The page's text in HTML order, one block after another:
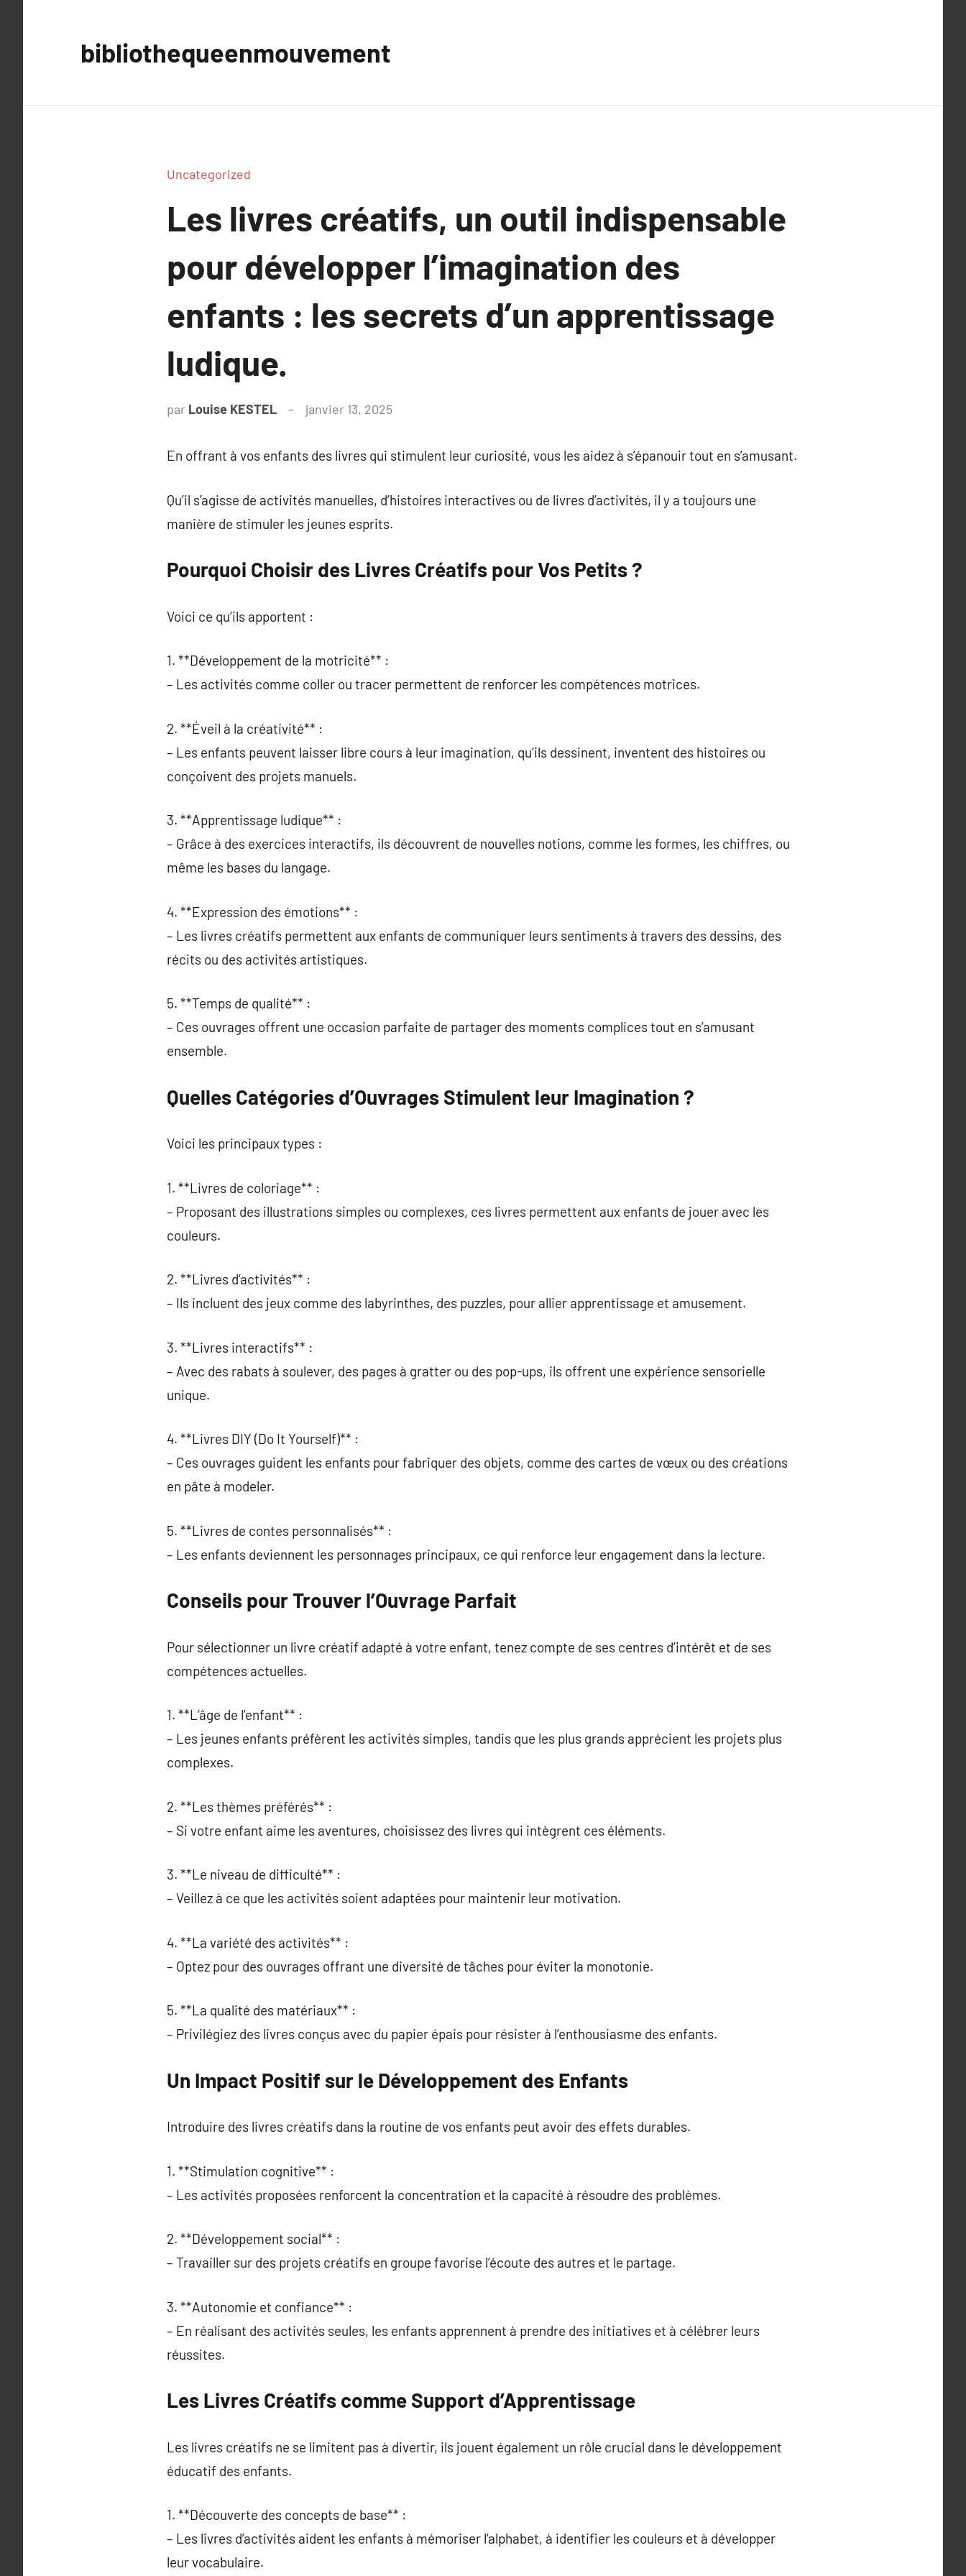
bibliothequeenmouvement
Uncategorized
Les livres créatifs, un outil indispensable
pour développer l’imagination des
enfants : les secrets d’un apprentissage
ludique.
par Louise KESTEL janvier 13, 2025
En offrant à vos enfants des livres qui stimulent leur curiosité, vous les aidez à s’épanouir tout en s’amusant.
Qu’il s’agisse de activités manuelles, d’histoires interactives ou de livres d’activités, il y a toujours une
manière de stimuler les jeunes esprits.
Pourquoi Choisir des Livres Créatifs pour Vos Petits ?
Voici ce qu’ils apportent :
1. **Développement de la motricité** :
– Les activités comme coller ou tracer permettent de renforcer les compétences motrices.
2. **Éveil à la créativité** :
– Les enfants peuvent laisser libre cours à leur imagination, qu’ils dessinent, inventent des histoires ou
conçoivent des projets manuels.
3. **Apprentissage ludique** :
– Grâce à des exercices interactifs, ils découvrent de nouvelles notions, comme les formes, les chiffres, ou
même les bases du langage.
4. **Expression des émotions** :
– Les livres créatifs permettent aux enfants de communiquer leurs sentiments à travers des dessins, des
récits ou des activités artistiques.
5. **Temps de qualité** :
– Ces ouvrages offrent une occasion parfaite de partager des moments complices tout en s’amusant
ensemble.
Quelles Catégories d’Ouvrages Stimulent leur Imagination ?
Voici les principaux types :
1. **Livres de coloriage** :
– Proposant des illustrations simples ou complexes, ces livres permettent aux enfants de jouer avec les
couleurs.
2. **Livres d’activités** :
– Ils incluent des jeux comme des labyrinthes, des puzzles, pour allier apprentissage et amusement.
3. **Livres interactifs** :
– Avec des rabats à soulever, des pages à gratter ou des pop-ups, ils offrent une expérience sensorielle
unique.
4. **Livres DIY (Do It Yourself)** :
– Ces ouvrages guident les enfants pour fabriquer des objets, comme des cartes de vœux ou des créations
en pâte à modeler.
5. **Livres de contes personnalisés** :
– Les enfants deviennent les personnages principaux, ce qui renforce leur engagement dans la lecture.
Conseils pour Trouver l’Ouvrage Parfait
Pour sélectionner un livre créatif adapté à votre enfant, tenez compte de ses centres d’intérêt et de ses
compétences actuelles.
1. **L’âge de l’enfant** :
– Les jeunes enfants préfèrent les activités simples, tandis que les plus grands apprécient les projets plus
complexes.
2. **Les thèmes préférés** :
– Si votre enfant aime les aventures, choisissez des livres qui intègrent ces éléments.
3. **Le niveau de difficulté** :
– Veillez à ce que les activités soient adaptées pour maintenir leur motivation.
4. **La variété des activités** :
– Optez pour des ouvrages offrant une diversité de tâches pour éviter la monotonie.
5. **La qualité des matériaux** :
– Privilégiez des livres conçus avec du papier épais pour résister à l’enthousiasme des enfants.
Un Impact Positif sur le Développement des Enfants
Introduire des livres créatifs dans la routine de vos enfants peut avoir des effets durables.
1. **Stimulation cognitive** :
– Les activités proposées renforcent la concentration et la capacité à résoudre des problèmes.
2. **Développement social** :
– Travailler sur des projets créatifs en groupe favorise l’écoute des autres et le partage.
3. **Autonomie et confiance** :
– En réalisant des activités seules, les enfants apprennent à prendre des initiatives et à célébrer leurs
réussites.
Les Livres Créatifs comme Support d’Apprentissage
Les livres créatifs ne se limitent pas à divertir, ils jouent également un rôle crucial dans le développement
éducatif des enfants.
1. **Découverte des concepts de base** :
– Les livres d’activités aident les enfants à mémoriser l’alphabet, à identifier les couleurs et à développer
leur vocabulaire.